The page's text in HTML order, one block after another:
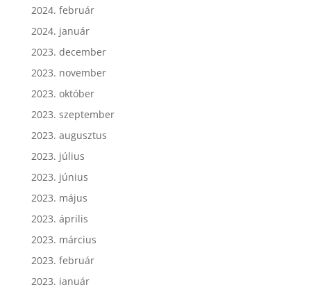
2024. február
2024. január
2023. december
2023. november
2023. október
2023. szeptember
2023. augusztus
2023. július
2023. június
2023. május
2023. április
2023. március
2023. február
2023. január